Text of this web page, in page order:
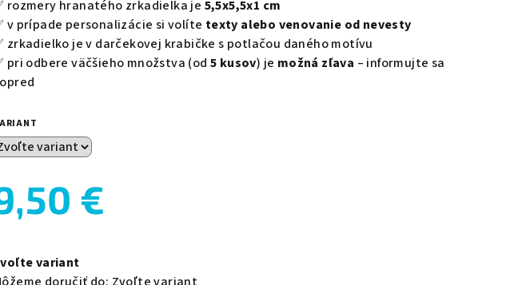
rozmery hranatého zrkadielka je 5,5x5,5x1 cm
v prípade personalizácie si volíte texty alebo venovanie od nevesty
zrkadielko je v darčekovej krabičke s potlačou daného motívu
pri odbere väčšieho množstva (od 5 kusov) je možná zľava – informujte sa
€
variant